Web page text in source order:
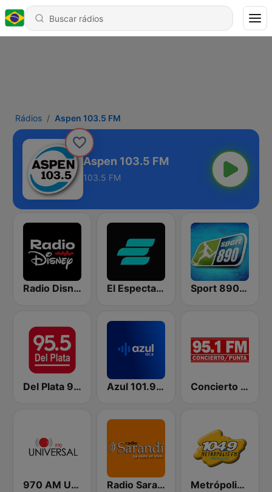
Rádios Aspen 103.5 FM
Aspen 103.5 FM
103.5 FM
Radio Disney Uruguay El Espectador 810 AM Sport 890 AM
Del Plata 95.5 Azul 101.9 FM Concierto Punta 95.1 FM
970 AM Universal Radio Sarandí 690 Metrópolis 104.9 FM